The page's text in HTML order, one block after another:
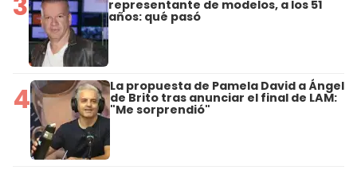
representante de modelos, a los 51
años: qué pasó
4 La propuesta de Pamela David a Ángel
de Brito tras anunciar el final de LAM:
"Me sorprendió"